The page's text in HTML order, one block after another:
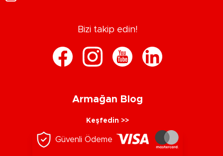
Bizi takip edin!
Armağan Blog
Keşfedin >>
Güvenli Ödeme